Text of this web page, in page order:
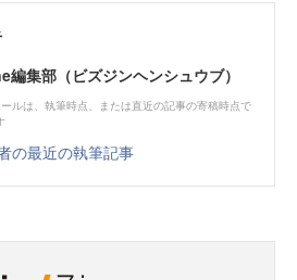
編集部（ビズジンヘンシュウブ）
ルは、執筆時点、または直近の記事の寄稿時点で
の最近の執筆記事